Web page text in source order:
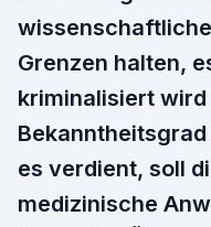
Grenzen halten,
kriminalisiert
es verdient, soll
medizinische